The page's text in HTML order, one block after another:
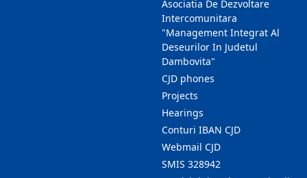
Asociatia De Dezvoltare
Intercomunitara
"Management Integrat Al
Deseurilor In Judetul
Dambovita"
CJD phones
Projects
Hearings
Conturi IBAN CJD
Webmail CJD
SMIS 328942